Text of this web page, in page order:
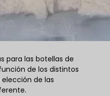
para las botellas de
de los distintos
elección de las